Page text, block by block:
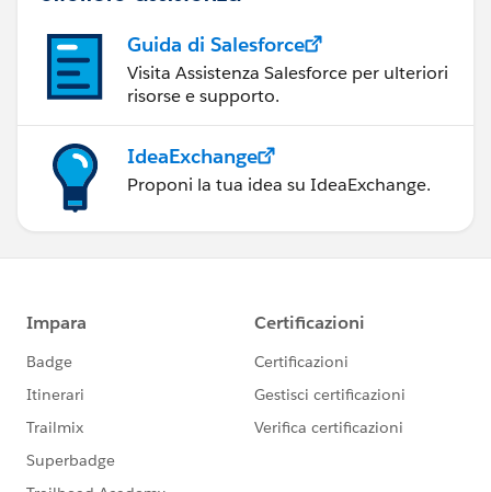
Guida di Salesforce
Visita Assistenza Salesforce per ulteriori
risorse e supporto.
IdeaExchange
Proponi la tua idea su IdeaExchange.